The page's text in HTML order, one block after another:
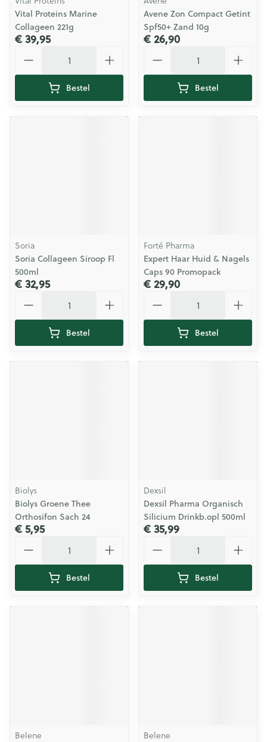
Vital Proteins Marine
Collageen 221g
€ 39,95
Bestel
Avene Zon Compact Getint
Spf50+ Zand 10g
€ 26,90
Bestel
Soria
Soria Collageen Siroop Fl
500ml
€ 32,95
Bestel
Forté Pharma
Expert Haar Huid & Nagels
Caps 90 Promopack
€ 29,90
Bestel
Biolys
Biolys Groene Thee
Orthosifon Sach 24
€ 5,95
Bestel
Dexsil
Dexsil Pharma Organisch
Silicium Drinkb.opl 500ml
€ 35,99
Bestel
Belene
Belene